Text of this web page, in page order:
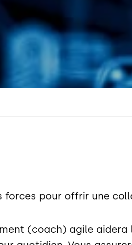
forces pour offrir une
(coach) agile